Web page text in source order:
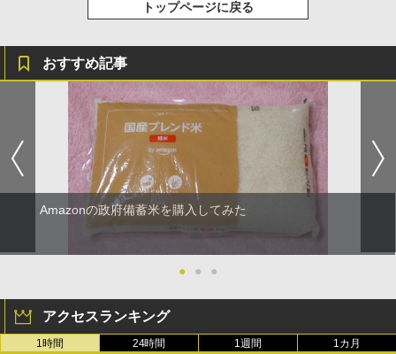
トップページに戻る
おすすめ記事
Amazonの政府備蓄米を購入してみた
● ● ●
アクセスランキング
1時間 24時間 1週間 1カ月